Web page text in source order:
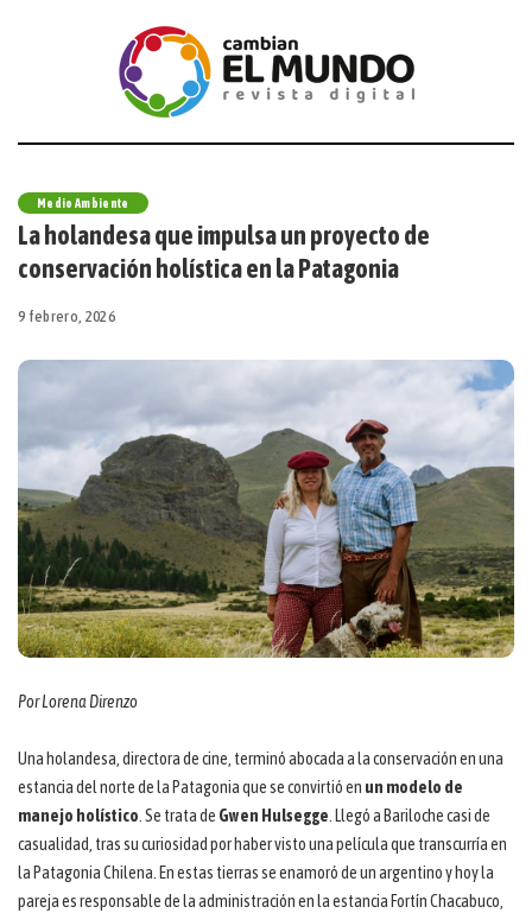
Medio Ambiente
La holandesa que impulsa un proyecto de
conservación holística en la Patagonia
9 febrero, 2026
Por Lorena Direnzo
Una holandesa, directora de cine, terminó abocada a la conservación en una
estancia del norte de la Patagonia que se convirtió en un modelo de
manejo holístico . Se trata de Gwen Hulsegge . Llegó a Bariloche casi de
casualidad, tras su curiosidad por haber visto una película que transcurría en
la Patagonia Chilena. En estas tierras se enamoró de un argentino y hoy la
pareja es responsable de la administración en la estancia Fortín Chacabuco,